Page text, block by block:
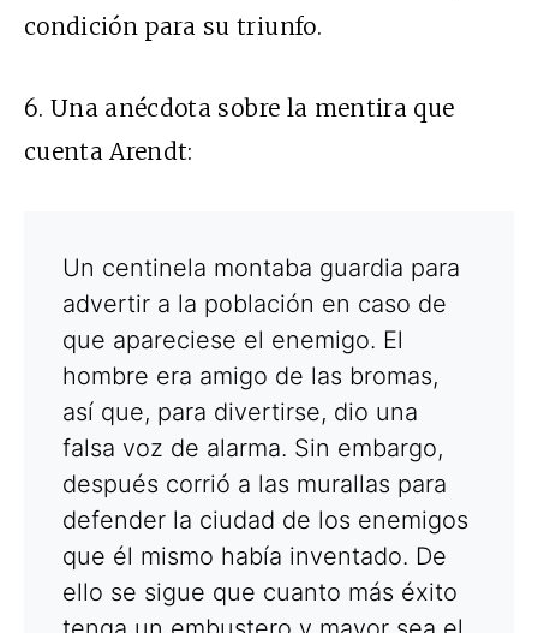
condición para su triunfo.
6.Una anécdota sobre la mentira que
cuenta Arendt:
Un centinela montaba guardia para
advertir a la población en caso de
que apareciese el enemigo. El
hombre era amigo de las bromas,
así que, para divertirse, dio una
falsa voz de alarma. Sin embargo,
después corrió a las murallas para
defender la ciudad de los enemigos
que él mismo había inventado. De
ello se sigue que cuanto más éxito